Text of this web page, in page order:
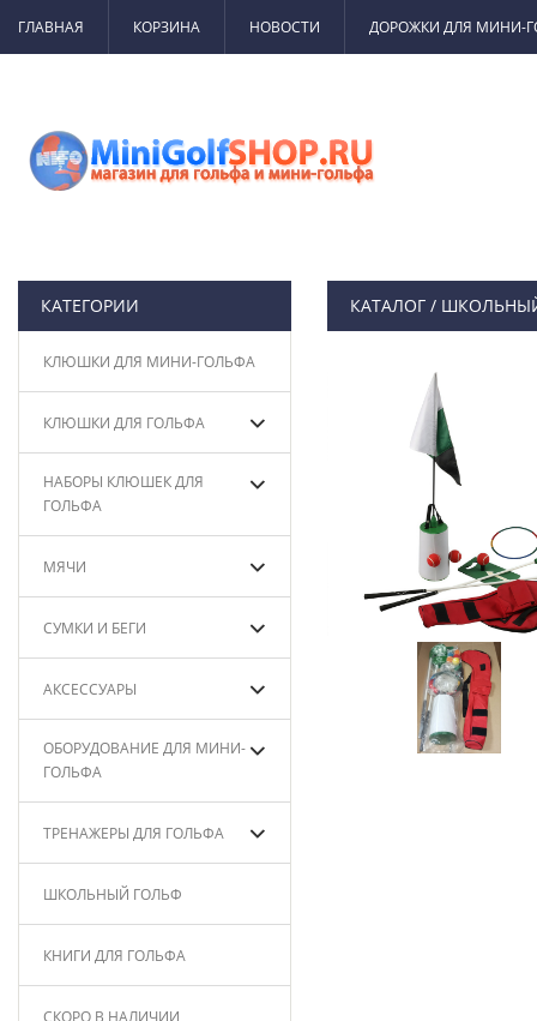
ГЛАВНАЯ КОРЗИНА НОВОСТИ ДОРОЖКИ ДЛЯ МИНИ-
КАТЕГОРИИ
КЛЮШКИ ДЛЯ МИНИ-ГОЛЬФА
КЛЮШКИ ДЛЯ ГОЛЬФА
НАБОРЫ КЛЮШЕК ДЛЯ
ГОЛЬФА
МЯЧИ
СУМКИ И БЕГИ
АКСЕССУАРЫ
ОБОРУДОВАНИЕ ДЛЯ МИНИ-
ГОЛЬФА
ТРЕНАЖЕРЫ ДЛЯ ГОЛЬФА
ШКОЛЬНЫЙ ГОЛЬФ
КНИГИ ДЛЯ ГОЛЬФА
СКОРО В НАЛИЧИИ
КАТАЛОГ/